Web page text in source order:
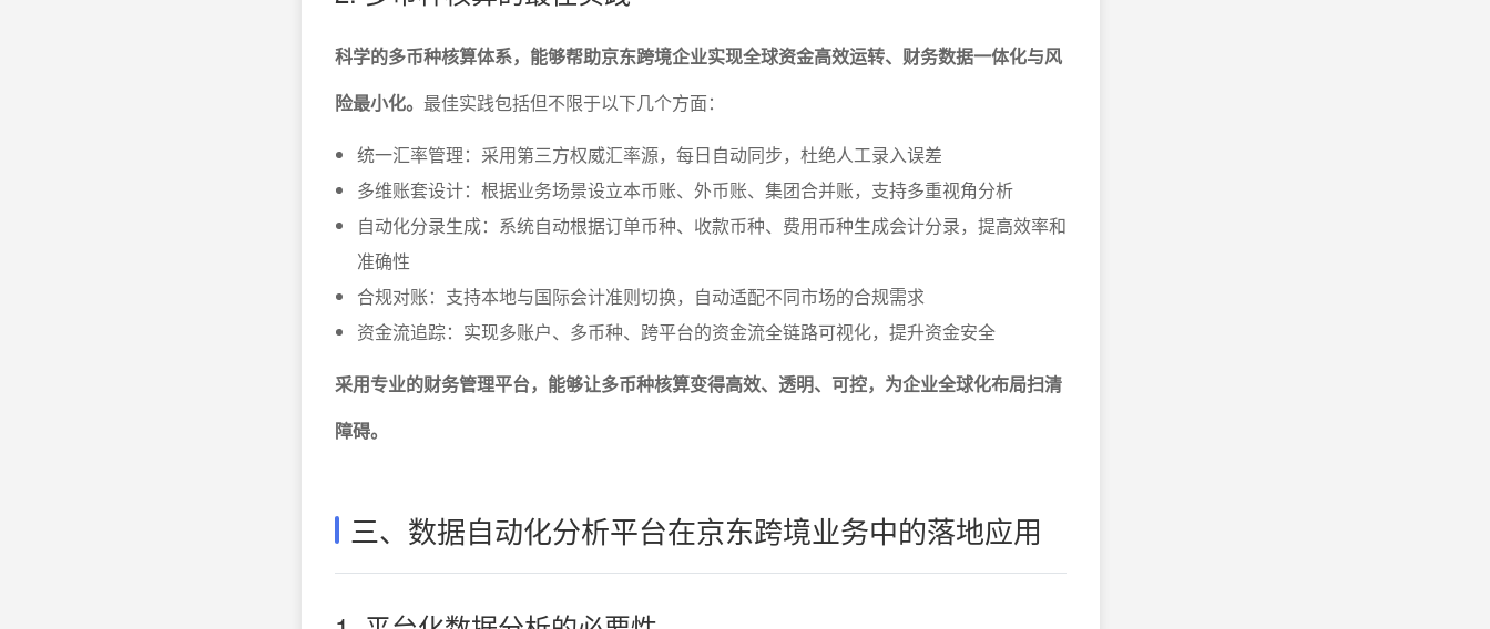
科学的多币种核算体系，能够帮助京东跨境企业实现全球资金高效运转、财务数据一体化与风
险最小化。 最佳实践包括但不限于以下几个方面：
统一汇率管理：采用第三方权威汇率源，每日自动同步，杜绝人工录入误差
多维账套设计：根据业务场景设立本币账、外币账、集团合并账，支持多重视角分析
自动化分录生成：系统自动根据订单币种、收款币种、费用币种生成会计分录，提高效率和
准确性
合规对账：支持本地与国际会计准则切换，自动适配不同市场的合规需求
资金流追踪：实现多账户、多币种、跨平台的资金流全链路可视化，提升资金安全
采用专业的财务管理平台，能够让多币种核算变得高效、透明、可控，为企业全球化布局扫清
障碍。
三、数据自动化分析平台在京东跨境业务中的落地应用